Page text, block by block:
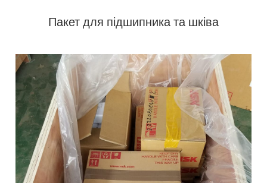
Пакет для підшипника та шківа